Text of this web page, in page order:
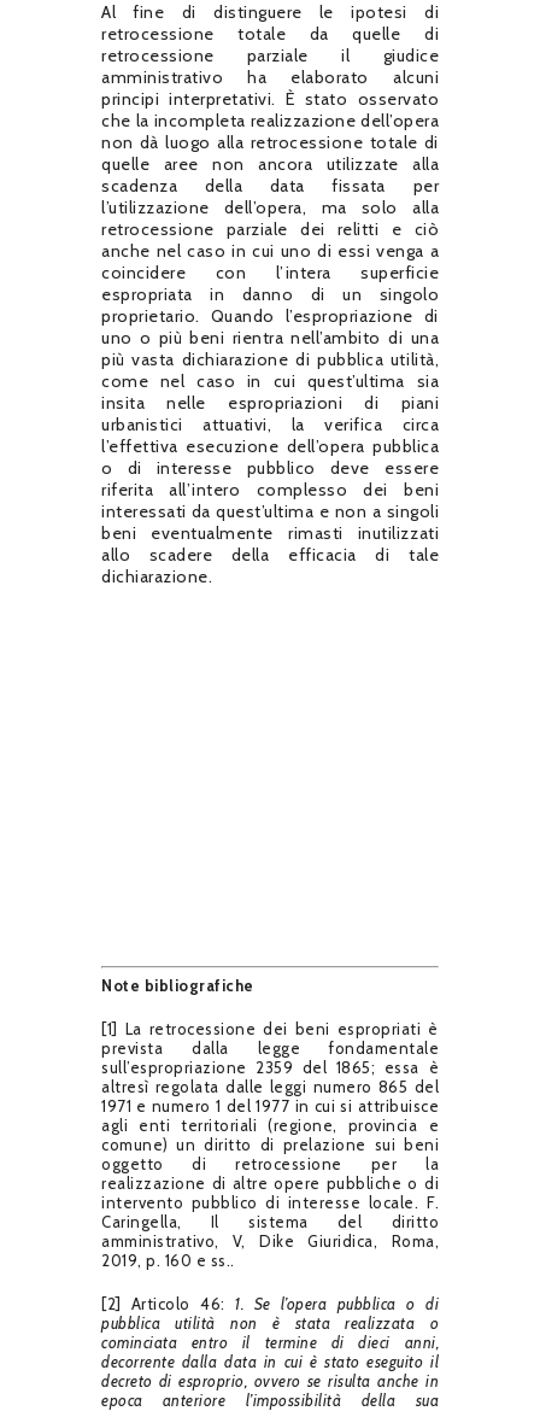
Al fine di distinguere le ipotesi di
retrocessione totale da quelle di
retrocessione parziale il giudice
amministrativo ha elaborato alcuni
principi interpretativi. È stato osservato
che la incompleta realizzazione dell’opera
non dà luogo alla retrocessione totale di
quelle aree non ancora utilizzate alla
scadenza della data fissata per
l’utilizzazione dell’opera, ma solo alla
retrocessione parziale dei relitti e ciò
anche nel caso in cui uno di essi venga a
coincidere con l’intera superficie
espropriata in danno di un singolo
proprietario. Quando l’espropriazione di
uno o più beni rientra nell’ambito di una
più vasta dichiarazione di pubblica utilità,
come nel caso in cui quest’ultima sia
insita nelle espropriazioni di piani
urbanistici attuativi, la verifica circa
l’effettiva esecuzione dell’opera pubblica
o di interesse pubblico deve essere
riferita all’intero complesso dei beni
interessati da quest’ultima e non a singoli
beni eventualmente rimasti inutilizzati
allo scadere della efficacia di tale
dichiarazione.
Note bibliografiche
[1] La retrocessione dei beni espropriati è
prevista dalla legge fondamentale
sull’espropriazione 2359 del 1865; essa è
altresì regolata dalle leggi numero 865 del
1971 e numero 1 del 1977 in cui si attribuisce
agli enti territoriali (regione, provincia e
comune) un diritto di prelazione sui beni
oggetto di retrocessione per la
realizzazione di altre opere pubbliche o di
intervento pubblico di interesse locale. F.
Caringella, Il sistema del diritto
amministrativo, V, Dike Giuridica, Roma,
2019, p. 160 e ss..
[2] Articolo 46:1. Se l’opera pubblica o di
pubblica utilità non è stata realizzata o
cominciata entro il termine di dieci anni,
decorrente dalla data in cui è stato eseguito il
decreto di esproprio, ovvero se risulta anche in
epoca anteriore l’impossibilità della sua